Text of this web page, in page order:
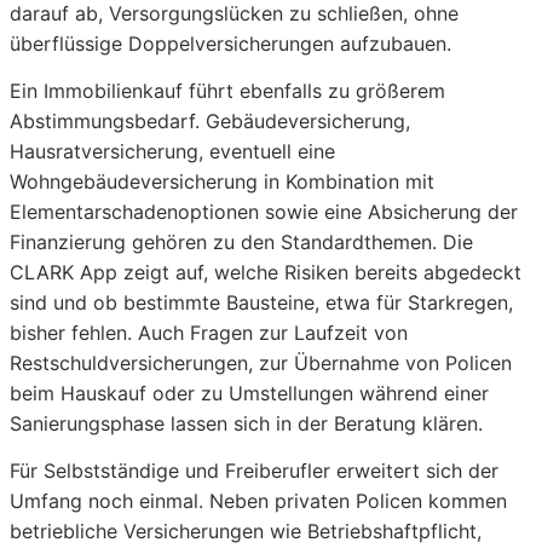
darauf ab, Versorgungslücken zu schließen, ohne
überflüssige Doppelversicherungen aufzubauen.
Ein Immobilienkauf führt ebenfalls zu größerem
Abstimmungsbedarf. Gebäudeversicherung,
Hausratversicherung, eventuell eine
Wohngebäudeversicherung in Kombination mit
Elementarschadenoptionen sowie eine Absicherung der
Finanzierung gehören zu den Standardthemen. Die
CLARK App zeigt auf, welche Risiken bereits abgedeckt
sind und ob bestimmte Bausteine, etwa für Starkregen,
bisher fehlen. Auch Fragen zur Laufzeit von
Restschuldversicherungen, zur Übernahme von Policen
beim Hauskauf oder zu Umstellungen während einer
Sanierungsphase lassen sich in der Beratung klären.
Für Selbstständige und Freiberufler erweitert sich der
Umfang noch einmal. Neben privaten Policen kommen
betriebliche Versicherungen wie Betriebshaftpflicht,